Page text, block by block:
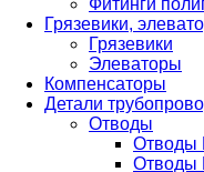
Фитинги
Грязевики,
Грязевики
Элеваторы
Компенсаторы
Детали
Отводы
Отводы
Отводы